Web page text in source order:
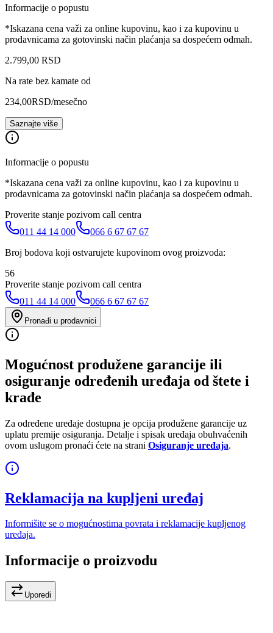
Informacije o popustu
*Iskazana cena važi za online kupovinu, kao i za kupovinu u
prodavnicama za gotovinski način plaćanja sa dospećem odmah.
2.799,00 RSD
Na rate bez kamate od
234,00RSD/mesečno
Saznajte više
Informacije o popustu
*Iskazana cena važi za online kupovinu, kao i za kupovinu u
prodavnicama za gotovinski način plaćanja sa dospećem odmah.
Proverite stanje pozivom call centra
011 44 14 000
066 6 67 67 67
Broj bodova koji ostvarujete kupovinom ovog proizvoda:
56
Proverite stanje pozivom call centra
011 44 14 000
066 6 67 67 67
Pronađi u prodavnici
Mogućnost produžene garancije ili
osiguranje određenih uređaja od štete i
krađe
Za određene uređaje dostupna je opcija produžene garancije uz
uplatu premije osiguranja. Detalje i spisak uređaja obuhvaćenih
ovom uslugom pronaći ćete na strani Osiguranje uređaja.
Reklamacija na kupljeni uređaj
Informišite se o mogućnostima povrata i reklamacije kupljenog
uređaja.
Informacije o proizvodu
Uporedi